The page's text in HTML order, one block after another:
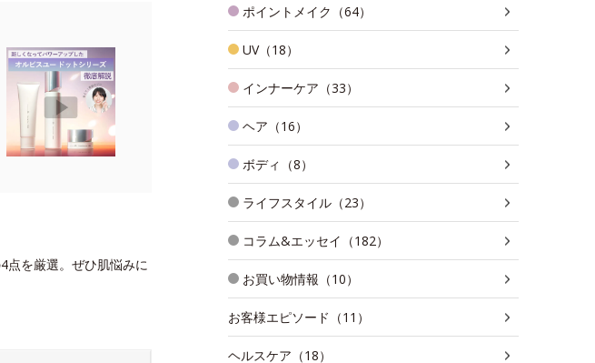
点を厳選。ぜひ肌悩みに
ポイントメイク（64）
UV（18）
インナーケア（33）
ヘア（16）
ボディ（8）
ライフスタイル（23）
コラム&エッセイ（182）
お買い物情報（10）
お客様エピソード（11）
ヘルスケア（18）